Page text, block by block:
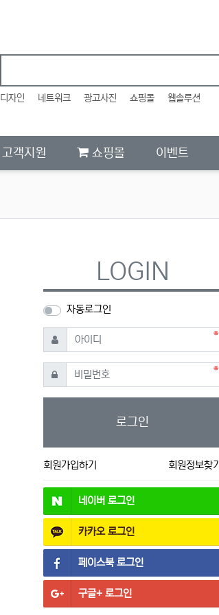
디자인 네트워크 광고사진 쇼핑몰 웹솔루션
고객지원 쇼핑몰 이벤트
LOGIN
자동로그인
아이디 필수
비밀번호필수
로그인
회원가입하기 회원정보찾기
네이버 로그인
카카오로그인
페이스북로그인
구글+ 로그인